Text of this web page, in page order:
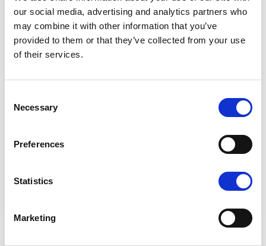
our social media, advertising and analytics partners who
may combine it with other information that you’ve
provided to them or that they’ve collected from your use
of their services.
Selection
Necessary
Preferences
Statistics
Marketing
Firmy światłowodowe
rozumie znaczenie niezawodnej i wysokiej jakości
zakres usług dla operatorów światłowodowych, poprzez
planowanie, prace budowlane, dostawę światłowodów
oraz monitorowanie operacyjne w naszym dedykowanym
światłowodowym Network Operations Center (NOC).